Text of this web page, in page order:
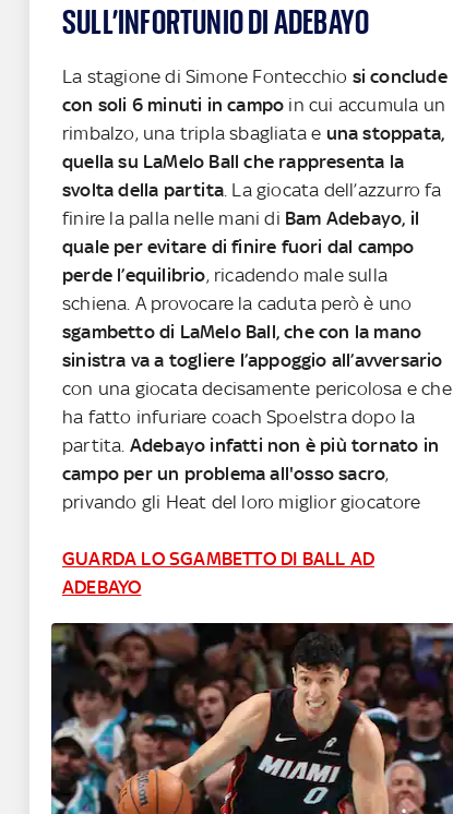
SULL’INFORTUNIO DI ADEBAYO
La stagione di Simone Fontecchio si conclude
con soli 6 minuti in campo in cui accumula un
rimbalzo, una tripla sbagliata e una stoppata,
quella su LaMelo Ball che rappresenta la
svolta della partita. La giocata dell’azzurro fa
finire la palla nelle mani di Bam Adebayo, il
quale per evitare di finire fuori dal campo
perde l’equilibrio, ricadendo male sulla
schiena. A provocare la caduta però è uno
sgambetto di LaMelo Ball, che con la mano
sinistra va a togliere l’appoggio all’avversario
con una giocata decisamente pericolosa e che
ha fatto infuriare coach Spoelstra dopo la
partita. Adebayo infatti non è più tornato in
campo per un problema all'osso sacro,
privando gli Heat del loro miglior giocatore
GUARDA LO SGAMBETTO DI BALL AD
ADEBAYO